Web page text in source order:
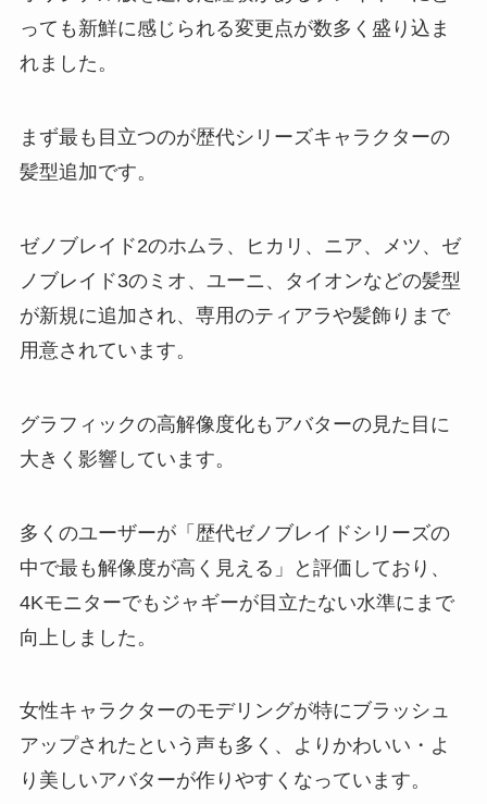
っても新鮮に感じられる変更点が数多く盛り込ま
れました。
まず最も目立つのが歴代シリーズキャラクターの
髪型追加です。
ゼノブレイド2のホムラ、ヒカリ、ニア、メツ、ゼ
ノブレイド3のミオ、ユーニ、タイオンなどの髪型
が新規に追加され、専用のティアラや髪飾りまで
用意されています。
グラフィックの高解像度化もアバターの見た目に
大きく影響しています。
多くのユーザーが「歴代ゼノブレイドシリーズの
中で最も解像度が高く見える」と評価しており、
4Kモニターでもジャギーが目立たない水準にまで
向上しました。
女性キャラクターのモデリングが特にブラッシュ
アップされたという声も多く、よりかわいい・よ
り美しいアバターが作りやすくなっています。